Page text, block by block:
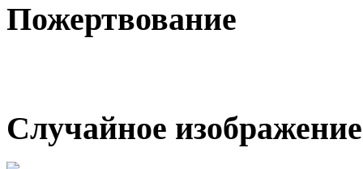
Пожертвование
Случайное изображение